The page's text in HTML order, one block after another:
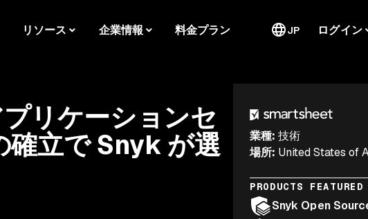
リソース 企業情報 料金プラン JP ログイン
リケーションセ
確立で Snyk が選
業種: 技術
場所: United States of
PRODUCTS FEATURED
Snyk Open